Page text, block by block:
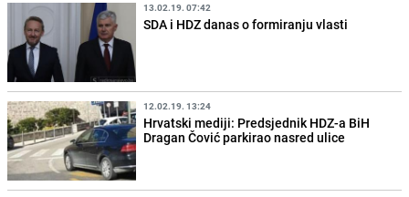
13.02.19. 07:42
SDA i HDZ danas o formiranju vlasti
12.02.19. 13:24
Hrvatski mediji: Predsjednik HDZ-a BiH
Dragan Čović parkirao nasred ulice